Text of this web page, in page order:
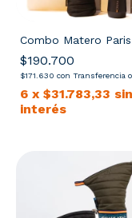
Combo Matero Paris
$190.700
$171.630 con Transferencia
6 x $31.783,33 sin
interés